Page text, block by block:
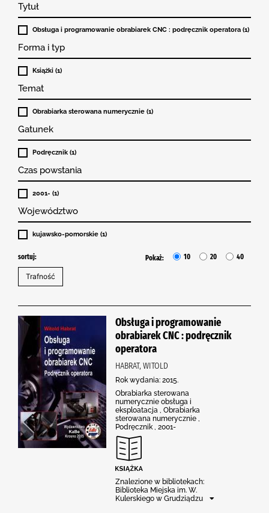
Tytuł
Obsługa i programowanie obrabiarek CNC : podręcznik operatora (1)
Forma i typ
Książki (1)
Temat
Obrabiarka sterowana numerycznie (1)
Gatunek
Podręcznik (1)
Czas powstania
2001- (1)
Województwo
kujawsko-pomorskie (1)
sortuj: Pokaż: 10 20 40
Obsługa i programowanie
obrabiarek CNC : podręcznik
operatora
HABRAT, WITOLD
Rok wydania: 2015.
Obrabiarka sterowana
numerycznie obsługa i
eksploatacja , Obrabiarka
sterowana numerycznie ,
Podręcznik , 2001-
Znalezione w bibliotekach:
Biblioteka Miejska im. W.
Kulerskiego w Grudziądzu